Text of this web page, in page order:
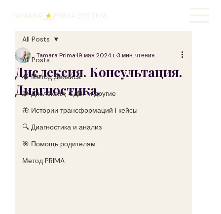
★
All Posts
🧠 Метод Дейвиса
🧩 Дислексия, СДВГ и другие
🦋 Истории трансформаций | кейсы
🔍 Диагностика и анализ
🎯 Помощь родителям
Метод PRIMA
All Posts
Дислексия. Консультация.
Диагностика.
Tamara Prima19 мая 2024 г.3 мин. чтения